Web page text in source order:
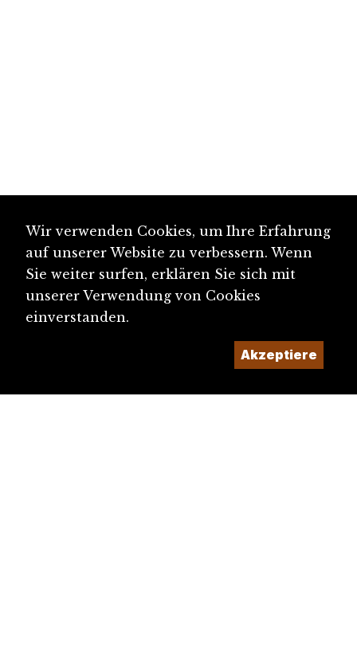
Wir verwenden Cookies, um Ihre Erfahrung
auf unserer Website zu verbessern. Wenn
Sie weiter surfen, erklären Sie sich mit
unserer Verwendung von Cookies
einverstanden.
Akzeptiere